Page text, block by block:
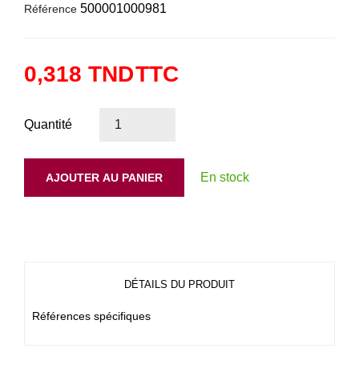
Référence 500001000981
0,318 TNDTTC
Quantité
AJOUTER AU PANIER En stock
DÉTAILS DU PRODUIT
Références spécifiques